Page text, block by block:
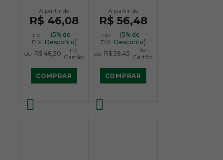
R$ 46,08
no
PIX
(5% de
Desconto)
ou R$ 48,50
no
Cartão
COMPRAR
R$ 56,48
no
PIX
(5% de
Desconto)
ou R$ 59,45
no
Cartão
COMPRAR